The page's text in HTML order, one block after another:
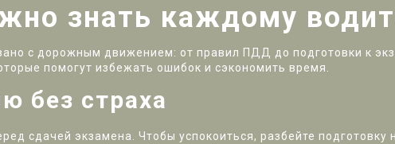
знать каждому
с дорожным движением: от правил ПДД до подготовки к
помогут избежать ошибок и сэкономить время.
без страха
сдачей экзамена. Чтобы успокоиться, разбейте подготовку